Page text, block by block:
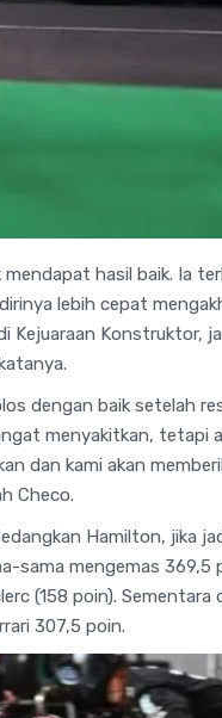
mendapat hasil baik. Ia
lebih cepat
Kejuaraan Konstruktor,
dengan baik setelah
menyakitkan, tetapi
dan kami akan
Checo.
Hamilton, jika
sama mengemas 369,5
(158 poin). Sementara
307,5 poin.